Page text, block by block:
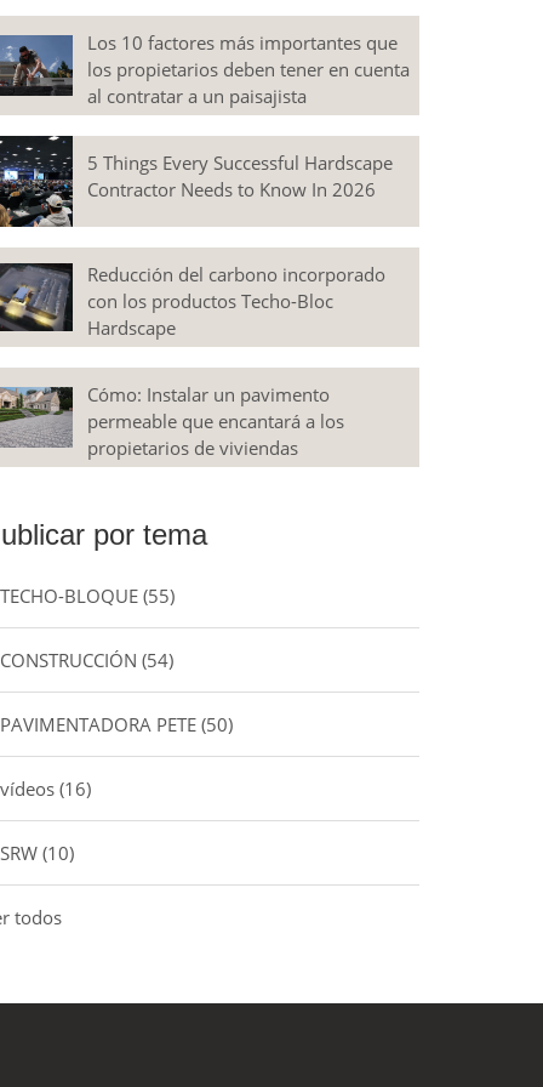
Los 10 factores más importantes que
los propietarios deben tener en cuenta
al contratar a un paisajista
5 Things Every Successful Hardscape
Contractor Needs to Know In 2026
Reducción del carbono incorporado
con los productos Techo-Bloc
Hardscape
Cómo: Instalar un pavimento
permeable que encantará a los
propietarios de viviendas
por tema
TECHO-BLOQUE(55)
CONSTRUCCIÓN(54)
PAVIMENTADORA PETE(50)
vídeos(16)
SRW(10)
todos